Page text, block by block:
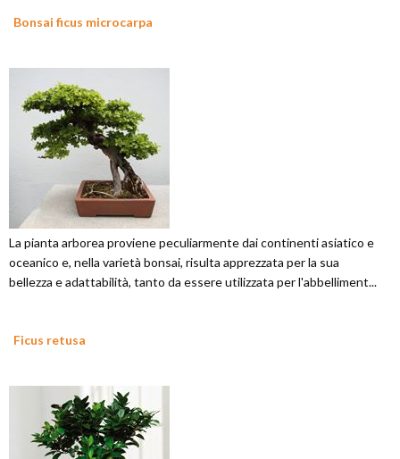
Bonsai ficus microcarpa
La pianta arborea proviene peculiarmente dai continenti asiatico e
oceanico e, nella varietà bonsai, risulta apprezzata per la sua
bellezza e adattabilità, tanto da essere utilizzata per l'abbelliment...
Ficus retusa